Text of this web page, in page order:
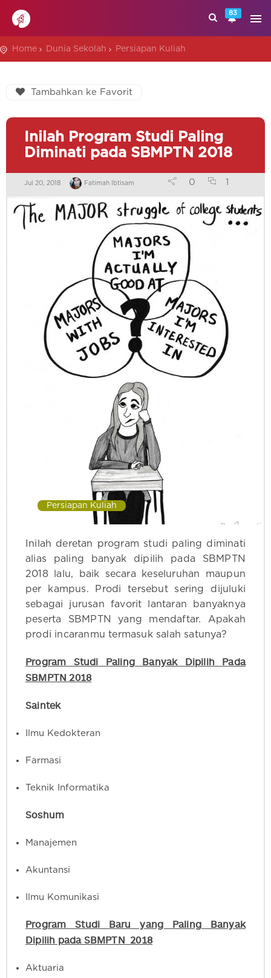
83
Home Dunia Sekolah Persiapan Kuliah
Tambahkan ke Favorit
Inilah Program Studi Paling
Diminati pada SBMPTN 2018
Jul 20, 2018 Fatimah Ibtisam 0 1
Persiapan Kuliah
Inilah deretan program studi paling diminati
alias paling banyak dipilih pada SBMPTN
2018 lalu, baik secara keseluruhan maupun
per kampus. Prodi tersebut sering dijuluki
sebagai jurusan favorit lantaran banyaknya
peserta SBMPTN yang mendaftar. Apakah
prodi incaranmu termasuk salah satunya?
Program Studi Paling Banyak Dipilih Pada
SBMPTN 2018
Saintek
Ilmu Kedokteran
Farmasi
Teknik Informatika
Soshum
Manajemen
Akuntansi
Ilmu Komunikasi
Program Studi Baru yang Paling Banyak
Dipilih pada SBMPTN 2018
Aktuaria